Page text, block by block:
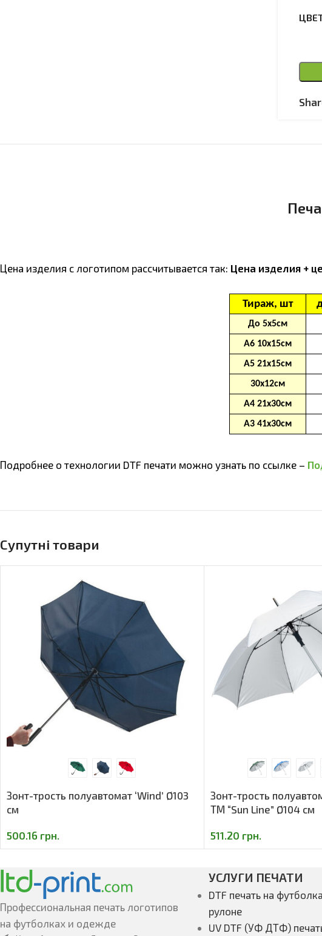
Цена изделия с логотипом рассчитывается так: Цена изделия +
Подробнее о технологии DTF печати можно узнать по ссылке –
Супутні товари
Зонт-трость полуавтомат ‘Wind’ Ø103
cм
500.16 грн.
Зонт-трость
ТМ “Sun Line” Ø104 cм
511.20 грн.
Профессиональная печать логотипов
на футболках и одежде
УСЛУГИ ПЕЧАТИ
DTF печать на
рулоне
UV DTF (УФ ДТФ)